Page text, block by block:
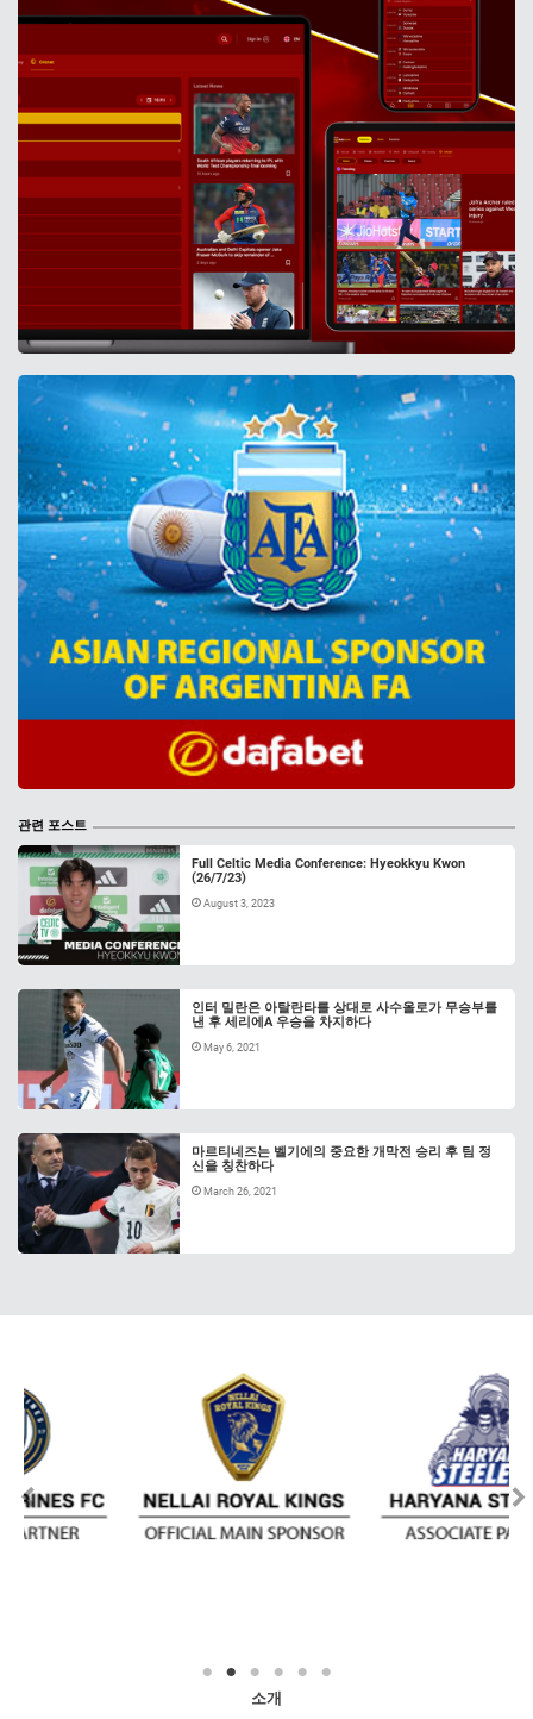
관련 포스트
Full Celtic Media Conference: Hyeokkyu Kwon
(26/7/23)
August 3, 2023
인터 밀란은 아탈란타를 상대로 사수올로가 무승부를
낸 후 세리에A 우승을 차지하다
May 6, 2021
마르티네즈는 벨기에의 중요한 개막전 승리 후 팀 정
신을 칭찬하다
March 26, 2021
소개